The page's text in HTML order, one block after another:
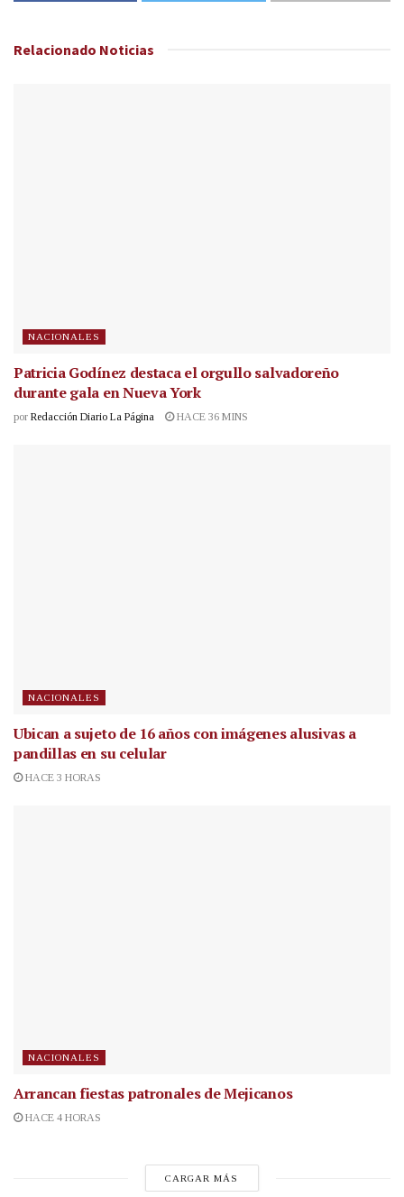
Relacionado Noticias
NACIONALES
Patricia Godínez destaca el orgullo salvadoreño
durante gala en Nueva York
por Redacción Diario La Página HACE 36 MINS
NACIONALES
Ubican a sujeto de 16 años con imágenes alusivas a
pandillas en su celular
HACE 3 HORAS
NACIONALES
Arrancan fiestas patronales de Mejicanos
HACE 4 HORAS
CARGAR MÁS